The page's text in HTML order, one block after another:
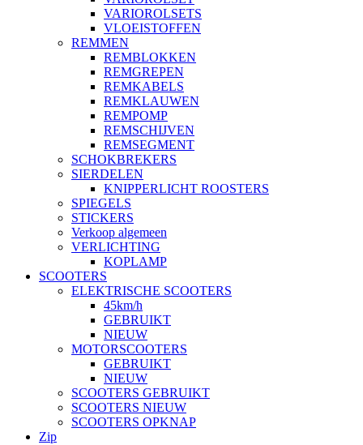
VARIOROLSETS
VLOEISTOFFEN
REMMEN
REMBLOKKEN
REMGREPEN
REMKABELS
REMKLAUWEN
REMPOMP
REMSCHIJVEN
REMSEGMENT
SCHOKBREKERS
SIERDELEN
KNIPPERLICHT ROOSTERS
SPIEGELS
STICKERS
Verkoop algemeen
VERLICHTING
KOPLAMP
SCOOTERS
ELEKTRISCHE SCOOTERS
45km/h
GEBRUIKT
NIEUW
MOTORSCOOTERS
GEBRUIKT
NIEUW
SCOOTERS GEBRUIKT
SCOOTERS NIEUW
SCOOTERS OPKNAP
Zip